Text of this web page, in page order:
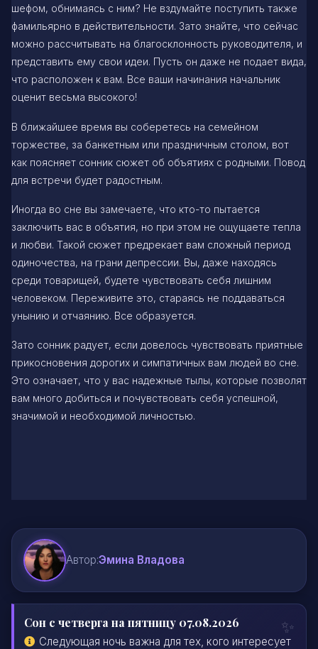
шефом, обнимаясь с ним? Не вздумайте поступить также
фамильярно в действительности. Зато знайте, что сейчас
можно рассчитывать на благосклонность руководителя, и
представить ему свои идеи. Пусть он даже не подает вида,
что расположен к вам. Все ваши начинания начальник
оценит весьма высокого!
В ближайшее время вы соберетесь на семейном
торжестве, за банкетным или праздничным столом, вот
как поясняет сонник сюжет об объятиях с родными. Повод
для встречи будет радостным.
Иногда во сне вы замечаете, что кто-то пытается
заключить вас в объятия, но при этом не ощущаете тепла
и любви. Такой сюжет предрекает вам сложный период
одиночества, на грани депрессии. Вы, даже находясь
среди товарищей, будете чувствовать себя лишним
человеком. Переживите это, стараясь не поддаваться
унынию и отчаянию. Все образуется.
Зато сонник радует, если довелось чувствовать приятные
прикосновения дорогих и симпатичных вам людей во сне.
Это означает, что у вас надежные тылы, которые позволят
вам много добиться и почувствовать себя успешной,
значимой и необходимой личностью.
Автор:Эмина Владова
Сон с четверга на пятницу 07.08.2026
Следующая ночь важна для тех, кого интересует